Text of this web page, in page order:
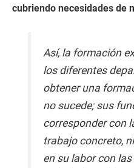
cubriendo necesidades de
Así, la formación
los diferentes
obtener una
no sucede; sus
corresponder con
trabajo concreto,
en su labor con